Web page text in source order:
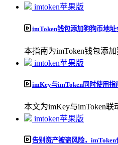
imtoken苹果版
imToken钱包添加狗狗币地址
本指南为imToken钱包添
imtoken苹果版
imKey与imToken同时使用
本文为imKey与imToken
imtoken苹果版
告别资产被盗风险，